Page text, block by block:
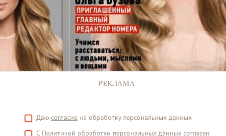
РЕКЛАМА
Даю согласие на обработку персональных данных
С Политикой обработки персональных данных согласен